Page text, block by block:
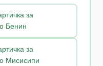
за
Бенин
за
Мисисипи